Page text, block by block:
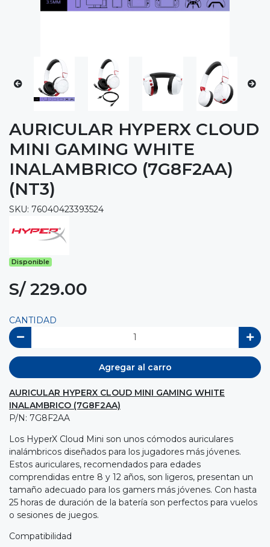
AURICULAR HYPERX CLOUD
MINI GAMING WHITE
INALAMBRICO (7G8F2AA)
(NT3)
SKU: 76040423393524
Disponible
S/ 229.00
CANTIDAD
Agregar al carro
AURICULAR HYPERX CLOUD MINI GAMING WHITE
INALAMBRICO (7G8F2AA)
P/N: 7G8F2AA
Los HyperX Cloud Mini son unos cómodos auriculares
inalámbricos diseñados para los jugadores más jóvenes.
Estos auriculares, recomendados para edades
comprendidas entre 8 y 12 años, son ligeros, presentan un
tamaño adecuado para los gamers más jóvenes. Con hasta
25 horas de duración de la batería son perfectos para vuelos
o sesiones de juegos.
Compatibilidad